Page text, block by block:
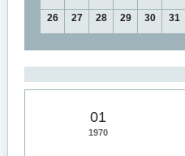
26 27 28 29 30 31
01
1970